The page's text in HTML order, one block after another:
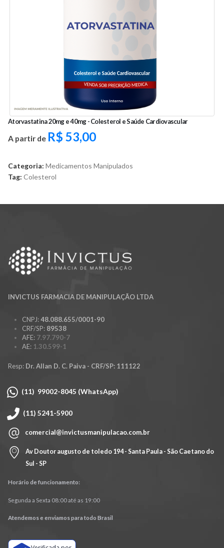
Atorvastatina 20mg e 40mg - Colesterol e Saúde Cardiovascular
A partir de R$ 53,00
Categoria: Medicamentos Manipulados
Tag: Colesterol
INVICTUS FARMACIA DE MANIPULAÇÃO LTDA
CNPJ:48.088.655/0001-90
CRF/SP: 89538
AFE: 7.97.790-7
AE: 1.30.599-1
Resp: Dr. Allan D. C. Paiva - CRF/SP: 111122
(11) 99002-8045 (WhatsApp)
(11) 5241-5900
comercial@invictusmanipulacao.com.br
Av Doutor augusto de toledo 194 - Santa Paula - São Caetano do
Sul - SP
Horário de funcionamento:
Segunda a Sexta 08:00 até as 19:00
Atendemos e enviamos para todo Brasil